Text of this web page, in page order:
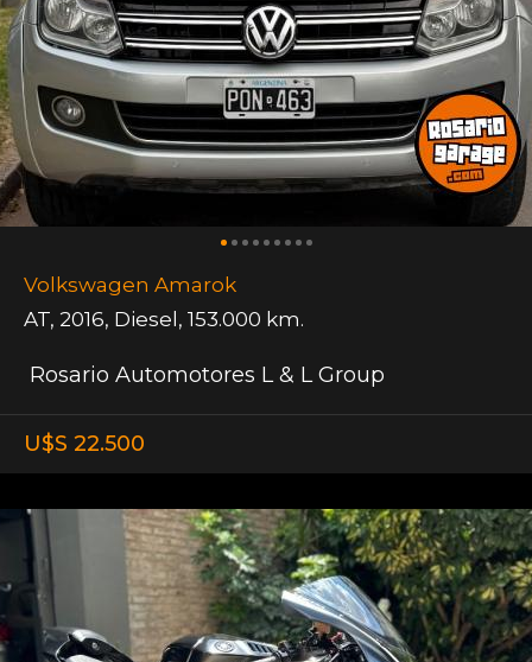
Volkswagen Amarok
AT, 2016, Diesel, 153.000 km.
Rosario Automotores L & L Group
U$S 22.500